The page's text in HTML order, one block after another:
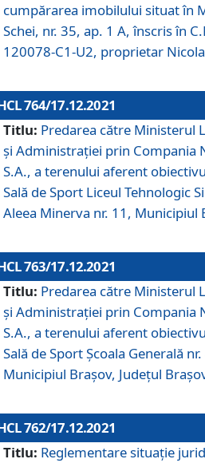
cumpărarea imobilului situat în
Schei, nr. 35, ap. 1 A, înscris în
120078-C1-U2, proprietar
764/17.12.2021
Titlu: Predarea către Ministerul
și Administrației prin Compania
S.A., a terenului aferent
Sală de Sport Liceul Tehnologic
Aleea Minerva nr. 11, Municipiul
763/17.12.2021
Titlu: Predarea către Ministerul
și Administrației prin Compania
S.A., a terenului aferent
Sală de Sport Școala Generală
Municipiul Brașov, Județul
762/17.12.2021
Titlu: Reglementare situație